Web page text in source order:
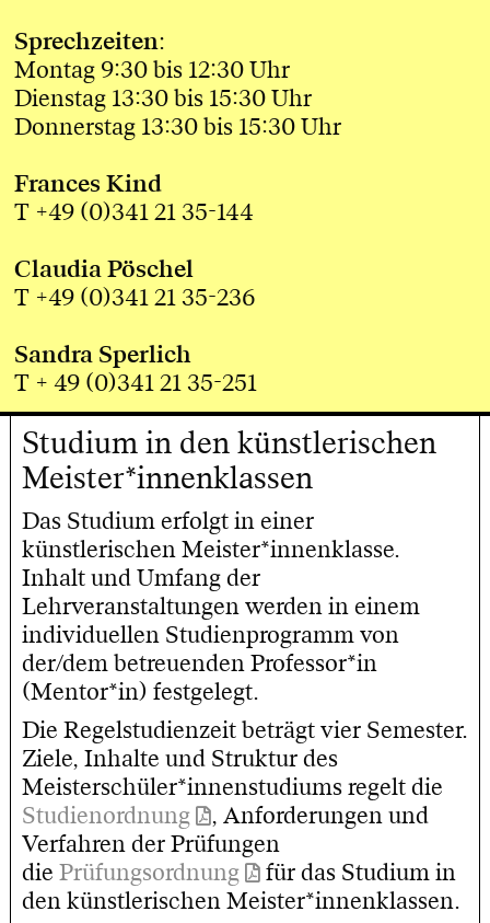
Sprechzeiten:
Montag 9:30 bis 12:30 Uhr
Dienstag 13:30 bis 15:30 Uhr
Donnerstag 13:30 bis 15:30 Uhr
Frances Kind
T +49 (0)341 21 35-144
Claudia Pöschel
T +49 (0)341 21 35-236
Sandra Sperlich
T + 49 (0)341 21 35-251
Studium in den künstlerischen
Meister*innenklassen
Das Studium erfolgt in einer
künstlerischen Meister*innenklasse.
Inhalt und Umfang der
Lehrveranstaltungen werden in einem
individuellen Studienprogramm von
der/dem betreuenden Professor*in
(Mentor*in) festgelegt.
Die Regelstudienzeit beträgt vier Semester.
Ziele, Inhalte und Struktur des
Meisterschüler*innenstudiums regelt die
Studienordnung
, Anforderungen und
Verfahren der Prüfungen
die Prüfungsordnung
für das Studium in
den künstlerischen Meister*innenklassen.